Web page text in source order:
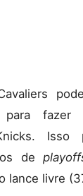
para
Isso
de
lance livre